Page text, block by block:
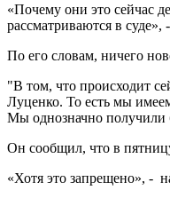
«Почему они это сейчас
рассматриваются в суде»,
По его словам, ничего
"В том, что происходит
Луценко. То есть мы
Мы однозначно получили
Он сообщил, что в
«Хотя это запрещено», -